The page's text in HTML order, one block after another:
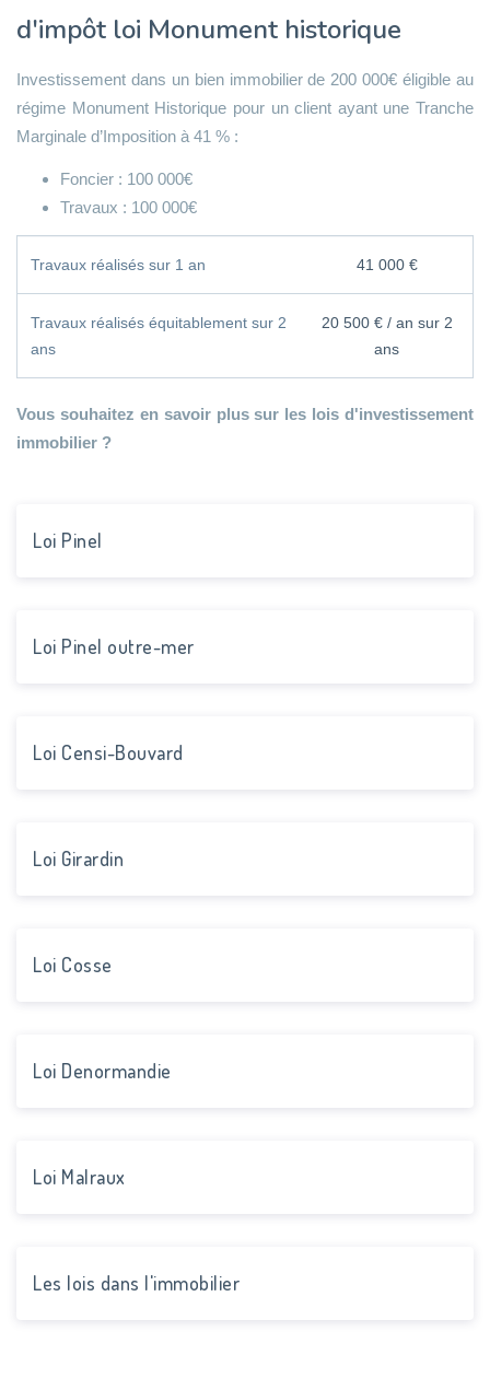
d'impôt loi Monument historique
Investissement dans un bien immobilier de 200 000€ éligible au
régime Monument Historique pour un client ayant une Tranche
Marginale d’Imposition à 41 % :
Foncier : 100 000€
Travaux : 100 000€
Travaux réalisés sur 1 an 41 000 €
Travaux réalisés équitablement sur 2
ans
20 500 € / an sur 2
ans
Vous souhaitez en savoir plus sur les lois d'investissement
immobilier ?
Loi Pinel
Loi Pinel outre-mer
Loi Censi-Bouvard
Loi Girardin
Loi Cosse
Loi Denormandie
Loi Malraux
Les lois dans l'immobilier